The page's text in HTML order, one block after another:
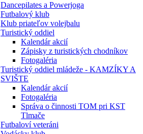
Dancepilates a Powerjoga
Futbalový klub
Klub priateľov volejbalu
Turistický oddiel
Kalendár akcií
Zápisky z turistických chodníkov
Fotogaléria
Turistický oddiel mládeže - KAMZÍKY A
SVIŠTE
Kalendár akcií
Fotogaléria
Správa o činnosti TOM pri KST
Tlmače
Futbaloví veteráni